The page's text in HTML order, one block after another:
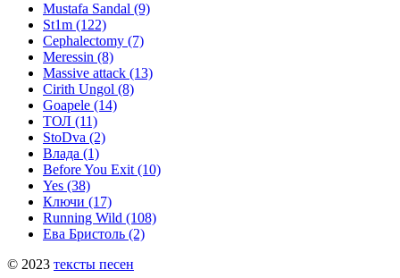
Mustafa Sandal (9)
St1m (122)
Cephalectomy (7)
Meressin (8)
Massive attack (13)
Cirith Ungol (8)
Goapele (14)
ТОЛ (11)
StoDva (2)
Влада (1)
Before You Exit (10)
Yes (38)
Ключи (17)
Running Wild (108)
Ева Бристоль (2)
© 2023 тексты песен